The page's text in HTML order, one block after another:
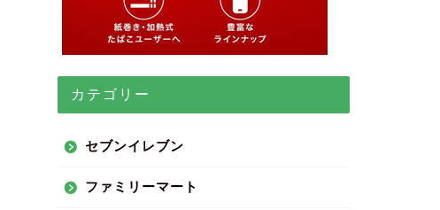
カテゴリー
セブンイレブン
ファミリーマート